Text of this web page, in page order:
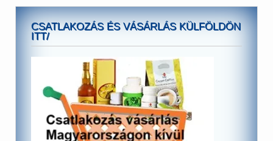
CSATLAKOZÁS ÉS VÁSÁRLÁS KÜLFÖLDÖN
ITT/